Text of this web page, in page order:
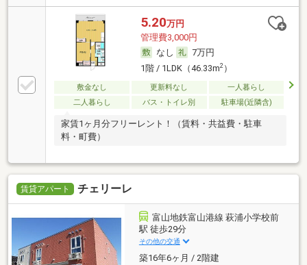
5.20万円
管理費3,000円
なし
7万円
1階 / 1LDK（46.33m2）
敷金なし 更新料なし
一人暮らし
二人暮らし
バス・トイレ別 駐車場(近隣含)
家賃1ヶ月分フリーレント！（賃料・共益費・駐車
料・町費）
賃貸アパート チェリーレ
富山地鉄富山港線 萩浦小学校前
駅 徒歩29分
その他の交通
築16年6ヶ月 / 2階建